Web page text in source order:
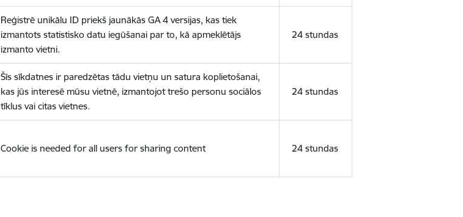
Reģistrē unikālu ID priekš jaunākās GA 4 versijas, kas tiek
izmantots statistisko datu iegūšanai par to, kā apmeklētājs
izmanto vietni.
24 stundas
Šīs sīkdatnes ir paredzētas tādu vietņu un satura koplietošanai,
kas jūs interesē mūsu vietnē, izmantojot trešo personu sociālos
tīklus vai citas vietnes.
24 stundas
Cookie is needed for all users for sharing content 24 stundas